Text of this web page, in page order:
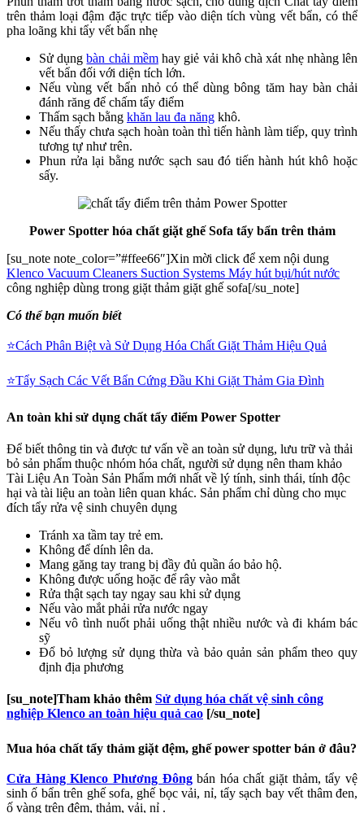
trên thảm loại đậm đặc trực tiếp vào diện tích vùng vết bẩn, có thể
pha loãng khi tẩy vết bẩn nhẹ
Sử dụngbàn chải mềmhay giẻ vải khô chà xát nhẹ nhàng lên
vết bẩn đối với diện tích lớn.
Nếu vùng vết bẩn nhỏ có thể dùng bông tăm hay bàn chải
đánh răng để chấm tẩy điểm
Thấm sạch bằng khăn lau đa năng khô.
Nếu thấy chưa sạch hoàn toàn thì tiến hành làm tiếp, quy trình
tương tự như trên.
Phun rửa lại bằng nước sạch sau đó tiến hành hút khô hoặc
sấy.
Power Spotter hóa chất giặt ghế Sofa tẩy bẩn trên thảm
[su_note note_color=”#ffee66″]Xin mời click để xem nội dung
Klenco Vacuum Cleaners Suction Systems Máy hút bụi/hút nước
công nghiệp dùng trong giặt thảm giặt ghế sofa[/su_note]
Có thể bạn muốn biết
⭐️Cách Phân Biệt và Sử Dụng Hóa Chất Giặt Thảm Hiệu Quả
⭐️Tẩy Sạch Các Vết Bẩn Cứng Đầu Khi Giặt Thảm Gia Đình
An toàn khi sử dụng chất tẩy điểm Power Spotter
Để biết thông tin và được tư vấn về an toàn sử dụng, lưu trữ và thải
bỏ sản phẩm thuộc nhóm hóa chất, người sử dụng nên tham khảo
Tài Liệu An Toàn Sản Phẩm mới nhất về lý tính, sinh thái, tính độc
hại và tài liệu an toàn liên quan khác. Sản phẩm chỉ dùng cho mục
đích tẩy rửa vệ sinh chuyên dụng
Tránh xa tầm tay trẻ em.
Không để dính lên da.
Mang găng tay trang bị đầy đủ quần áo bảo hộ.
Không được uống hoặc để rây vào mắt
Rửa thật sạch tay ngay sau khi sử dụng
Nếu vào mắt phải rửa nước ngay
Nếu vô tình nuốt phải uống thật nhiều nước và đi khám bác
sỹ
Đổ bỏ lượng sử dụng thừa và bảo quản sản phẩm theo quy
định địa phương
[su_note]Tham khảo thêm Sử dụng hóa chất vệ sinh công
nghiệp Klenco an toàn hiệu quả cao [/su_note]
Mua hóa chất tẩy thảm giặt đệm, ghế power spotter bán ở đâu?
Cửa Hàng Klenco Phương Đôngbán hóa chất giặt thảm, tẩy vệ
sinh ố bẩn trên ghế sofa, ghế bọc vải, nỉ, tẩy sạch bay vết thâm đen,
ố vàng trên đệm, thảm, vải, nỉ .